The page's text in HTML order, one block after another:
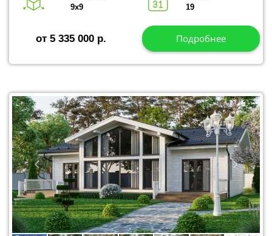
9х9
19
от 5 335 000 р. Подробнее